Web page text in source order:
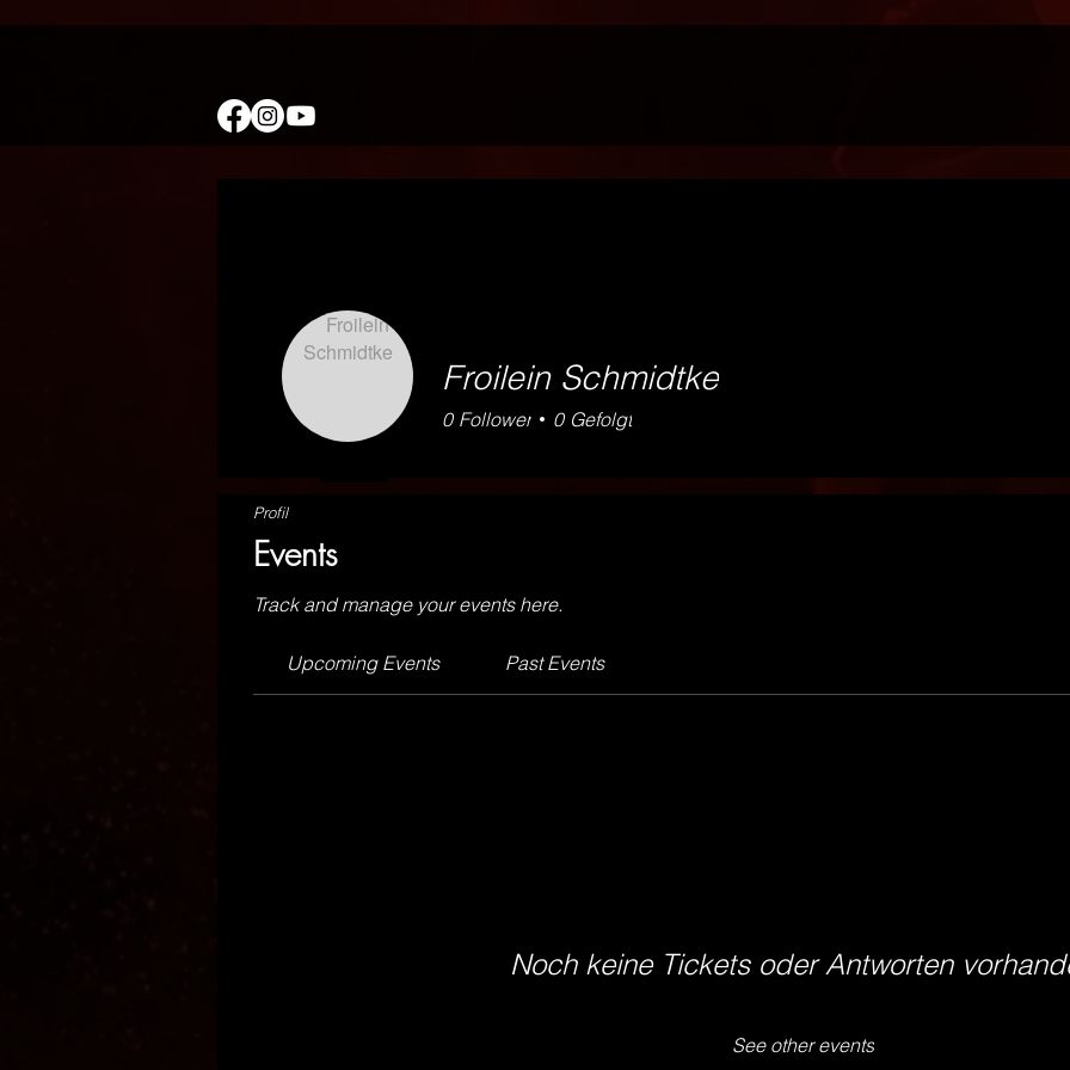
Events
Track and manage your events here.
Upcoming Events Past Events
Noch keine Tickets oder Antworten
See other events
Froilein Schmidtke
0 Follower 0 Gefolgt
Profil